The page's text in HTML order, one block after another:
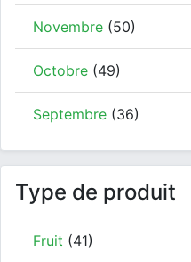
Novembre (50)
Octobre (49)
Septembre (36)
Type de produit
Fruit (41)